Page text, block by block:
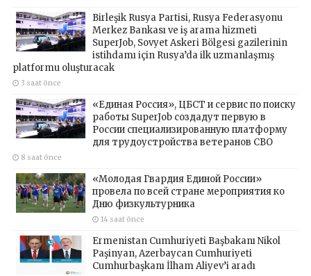
Birleşik Rusya Partisi, Rusya Federasyonu
Merkez Bankası ve iş arama hizmeti
SuperJob, Sovyet Askeri Bölgesi gazilerinin
istihdamı için Rusya’da ilk uzmanlaşmış
platformu oluşturacak
3 saat önce
«Единая Россия», ЦБСТ и сервис по поиску
работы SuperJob создадут первую в
России специализированную платформу
для трудоустройства ветеранов СВО
8 saat önce
«Молодая Гвардия Единой России»
провела по всей стране мероприятия ко
Дню физкультурника
14 saat önce
Ermenistan Cumhuriyeti Başbakanı Nikol
Paşinyan, Azerbaycan Cumhuriyeti
Cumhurbaşkanı İlham Aliyev’i aradı